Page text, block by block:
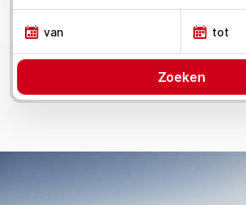
van tot